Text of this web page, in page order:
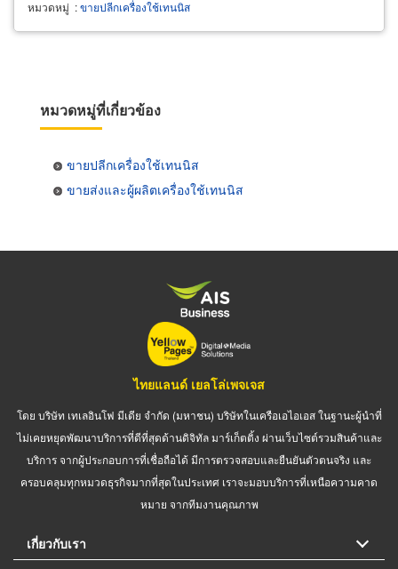
หมวดหมู่ :ขายปลีกเครื่องใช้เทนนิส
หมวดหมู่ที่เกี่ยวข้อง
ขายปลีกเครื่องใช้เทนนิส
ขายส่งและผู้ผลิตเครื่องใช้เทนนิส
ไทยแลนด์ เยลโล่เพจเจส
โดย บริษัท เทเลอินโฟ มีเดีย จำกัด (มหาชน) บริษัทในเครือเอไอเอส ในฐานะผู้นำที่
ไม่เคยหยุดพัฒนาบริการที่ดีที่สุดด้านดิจิทัล มาร์เก็ตติ้ง ผ่านเว็บไซต์รวมสินค้าและ
บริการ จากผู้ประกอบการที่เชื่อถือได้ มีการตรวจสอบและยืนยันตัวตนจริง และ
ครอบคลุมทุกหมวดธุรกิจมากที่สุดในประเทศ เราจะมอบบริการที่เหนือความคาด
หมาย จากทีมงานคุณภาพ
เกี่ยวกับเรา